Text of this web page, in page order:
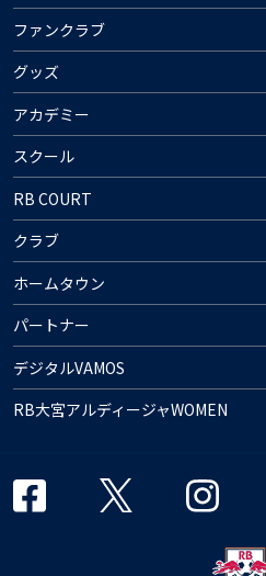
ファンクラブ
グッズ
アカデミー
スクール
RB COURT
クラブ
ホームタウン
パートナー
デジタルVAMOS
RB大宮アルディージャWOMEN